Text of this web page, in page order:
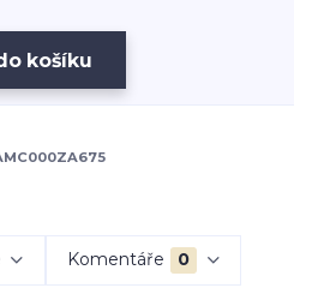
košíku
Komentáře 0